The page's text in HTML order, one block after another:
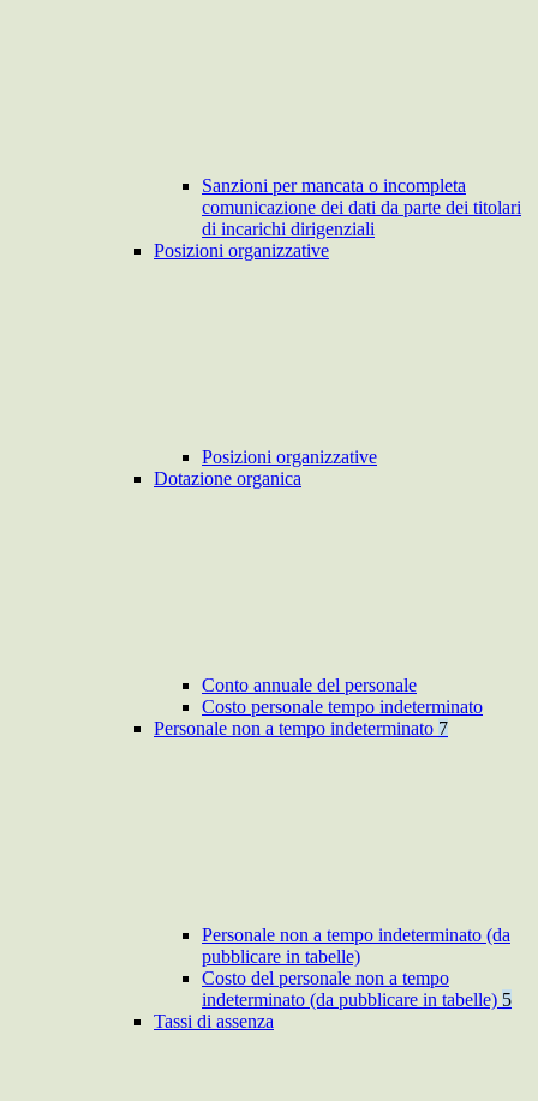
Sanzioni per mancata o incompleta
comunicazione dei dati da parte dei titolari
di incarichi dirigenziali
Posizioni organizzative
Posizioni organizzative
Dotazione organica
Conto annuale del personale
Costo personale tempo indeterminato
Personale non a tempo indeterminato 7
Personale non a tempo indeterminato (da
pubblicare in tabelle)
Costo del personale non a tempo
indeterminato (da pubblicare in tabelle) 5
Tassi di assenza